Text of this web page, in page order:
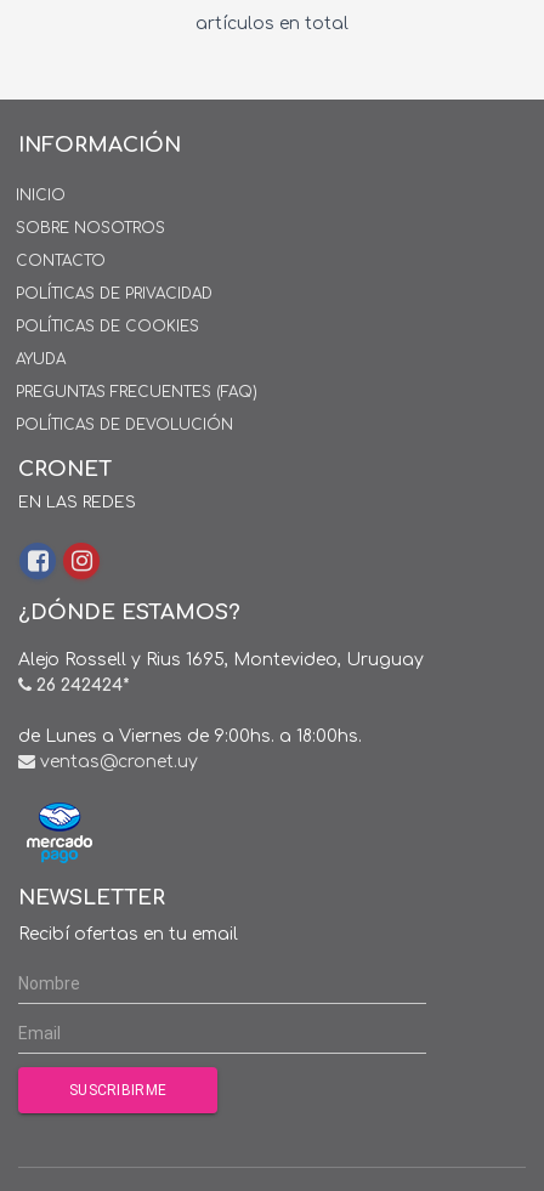
artículos en total
INFORMACIÓN
INICIO
SOBRE NOSOTROS
CONTACTO
POLÍTICAS DE PRIVACIDAD
POLÍTICAS DE COOKIES
AYUDA
PREGUNTAS FRECUENTES (FAQ)
POLÍTICAS DE DEVOLUCIÓN
CRONET
EN LAS REDES
¿DÓNDE ESTAMOS?
Alejo Rossell y Rius 1695, Montevideo, Uruguay
26 242424*
de Lunes a Viernes de 9:00hs. a 18:00hs.
ventas@cronet.uy
NEWSLETTER
Recibí ofertas en tu email